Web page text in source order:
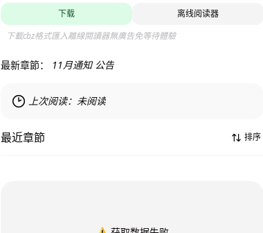
救，如何生存！ \n为了生存，他们会经历什么？ \n面对什
么？ \n会做出怎样的抉择？
下载
离线阅读器
下載cbz格式匯入離線閱讀器無廣告免等待體驗
最新章節： 11月通知 公告
上次阅读： 未阅读
最近章節 排序